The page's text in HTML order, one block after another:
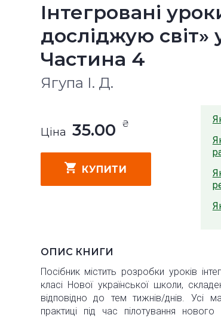
Інтегровані
досліджую світ»
Частина 4
Ягупа І. Д.
Ціна 35.00 ₴
КУПИТИ
ОПИС КНИГИ
Посібник містить розробки уроків
класі Нової української школи,
відповідно до тем тижнів/днів. Усі
практиці під час пілотування